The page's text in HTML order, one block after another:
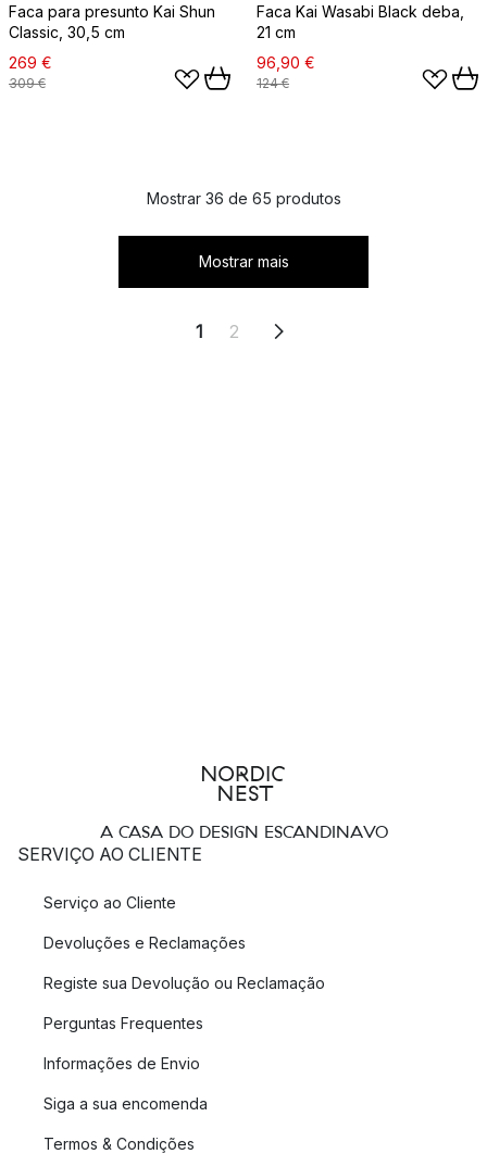
Faca para presunto Kai Shun
Classic, 30,5 cm
269 €
309 €
Faca Kai Wasabi Black deba,
21 cm
96,90 €
124 €
Mostrar 36 de 65 produtos
Mostrar mais
1 2
A CASA DO DESIGN ESCANDINAVO
SERVIÇO AO CLIENTE
Serviço ao Cliente
Devoluções e Reclamações
Registe sua Devolução ou Reclamação
Perguntas Frequentes
Informações de Envio
Siga a sua encomenda
Termos & Condições